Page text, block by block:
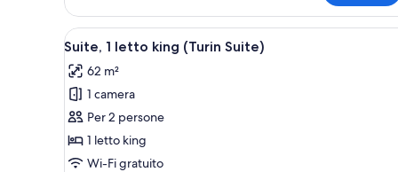
multipli
Apri
tutte
le
foto
per
Suite,
1
Una moderna camera
6
Suite, 1 letto king (Turin Suite)
62 m²
1 camera
Per 2 persone
1 letto king
Wi-Fi gratuito